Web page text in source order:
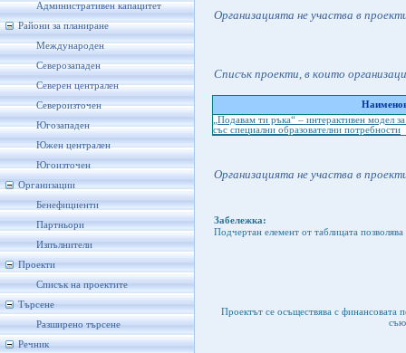
Административен капацитет
Райони за планиране
Международен
Северозападен
Северен централен
Североизточен
Югозападен
Южен централен
Югоизточен
Организации
Бенефициенти
Партньори
Изпълнители
Проекти
Списък на проектите
Търсене
Разширено търсене
Речник
Организацията не участва в
Списък проекти, в които
„Подавам ти ръка“ – интерактивен модел
със специални образователни потребности
Организацията не участва в
Забележка:
Подчертан елемент от таблицата
Проектът се осъществява с финансовата